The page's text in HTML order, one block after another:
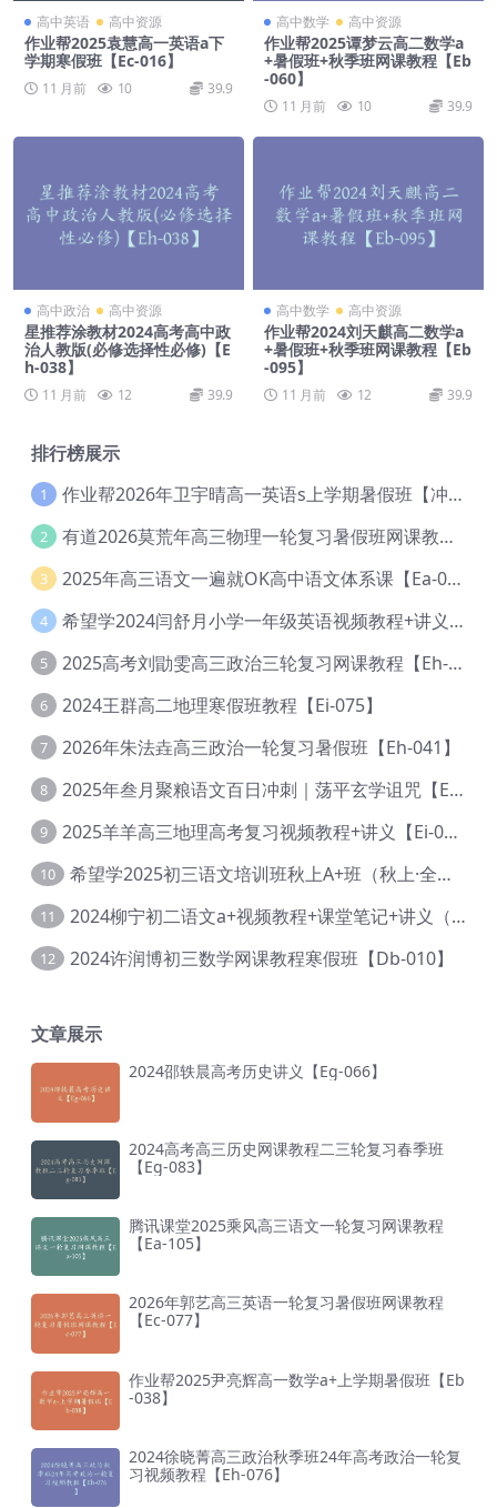
高中英语 高中资源
作业帮2025袁慧高一英语a下
学期寒假班【Ec-016】
11 月前 10 39.9
高中数学 高中资源
作业帮2025谭梦云高二数学a
+暑假班+秋季班网课教程【Eb
-060】
11 月前 10 39.9
高中政治 高中资源
星推荐涂教材2024高考高中政
治人教版(必修选择性必修)【E
h-038】
11 月前 12 39.9
高中数学 高中资源
作业帮2024刘天麒高二数学a
+暑假班+秋季班网课教程【Eb
-095】
11 月前 12 39.9
排行榜展示
1 作业帮2026年卫宇晴高一英语s上学期暑假班【冲顶班】【Ec-003】
2 有道2026莫荒年高三物理一轮复习暑假班网课教程【Ef-044】
3 2025年高三语文一遍就OK高中语文体系课【Ea-028】
4 希望学2024闫舒月小学一年级英语视频教程+讲义【Cc-004】
5 2025高考刘勖雯高三政治三轮复习网课教程【Eh-061】
6 2024王群高二地理寒假班教程【Ei-075】
7 2026年朱法垚高三政治一轮复习暑假班【Eh-041】
8 2025年叁月聚粮语文百日冲刺｜荡平玄学诅咒【Ea-001】
9 2025羊羊高三地理高考复习视频教程+讲义【Ei-051】
10 希望学2025初三语文培训班秋上A+班（秋上·全国版·A+）【Da-031】
11 2024柳宁初二语文a+视频教程+课堂笔记+讲义（暑假班+秋季班）【Da-003】
12 2024许润博初三数学网课教程寒假班【Db-010】
文章展示
2024邵轶晨高考历史讲义【Eg-066】
2024高考高三历史网课教程二三轮复习春季班
【Eg-083】
腾讯课堂2025乘风高三语文一轮复习网课教程
【Ea-105】
2026年郭艺高三英语一轮复习暑假班网课教程
【Ec-077】
作业帮2025尹亮辉高一数学a+上学期暑假班【Eb
-038】
2024徐晓菁高三政治秋季班24年高考政治一轮复
习视频教程【Eh-076】